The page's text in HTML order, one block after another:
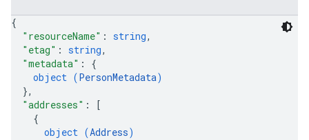
{
"resourceName" : string,
"etag" : string,
"metadata" : {
object (PersonMetadata)
},
"addresses" :
[
{
object (Address)